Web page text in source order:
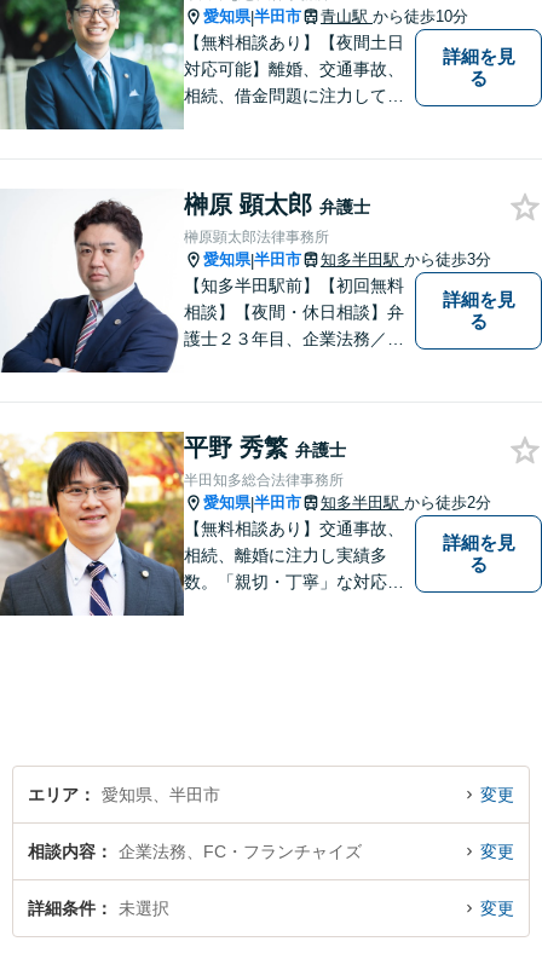
愛知県|半田市 青山駅 から徒歩10分
【無料相談あり】【夜間土日
対応可能】離婚、交通事故、
相続、借金問題に注力してお
詳細を見
る
榊原 顕太郎 弁護士
榊原顕太郎法律事務所
愛知県|半田市 知多半田駅 から徒歩3分
【知多半田駅前】【初回無料
相談】【夜間・休日相談】弁
護士２３年目、企業法務／交
護士が、事業経営を強力サポ
ートいたします！【ネット予
約可】【駐車場あり】【見積
無料】
詳細を見
る
平野 秀繁 弁護士
半田知多総合法律事務所
愛知県|半田市 知多半田駅 から徒歩2分
【無料相談あり】交通事故、
相続、離婚に注力し実績多
数。「親切・丁寧」な対応
詳細を見
る
エリア 愛知県、半田市 変更
相談内容 企業法務、FC・フランチャイズ 変更
詳細条件 未選択 変更